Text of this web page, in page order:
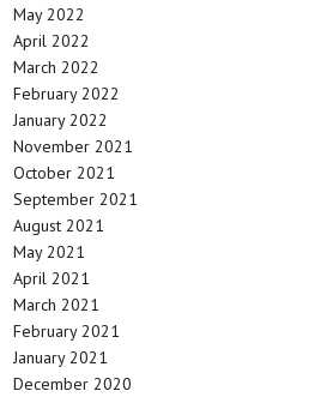
May 2022
April 2022
March 2022
February 2022
January 2022
November 2021
October 2021
September 2021
August 2021
May 2021
April 2021
March 2021
February 2021
January 2021
December 2020